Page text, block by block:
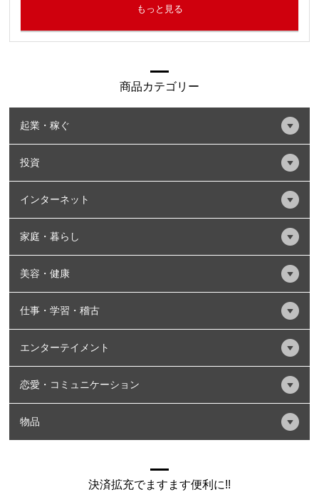
もっと見る
商品カテゴリー
起業・稼ぐ
投資
インターネット
家庭・暮らし
美容・健康
仕事・学習・稽古
エンターテイメント
恋愛・コミュニケーション
物品
決済拡充でますます便利に!!